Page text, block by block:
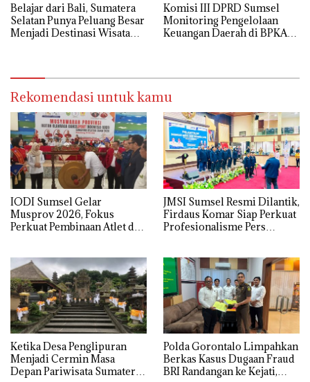
Belajar dari Bali, Sumatera
Selatan Punya Peluang Besar
Menjadi Destinasi Wisata
Komisi III DPRD Sumsel
Monitoring Pengelolaan
Keuangan Daerah di BPKAD
Rekomendasi untuk kamu
IODI Sumsel Gelar
Musprov 2026, Fokus
Perkuat Pembinaan Atlet dan
JMSI Sumsel Resmi Dilantik,
Firdaus Komar Siap Perkuat
Profesionalisme Pers
Ketika Desa Penglipuran
Menjadi Cermin Masa
Depan Pariwisata Sumatera
Polda Gorontalo Limpahkan
Berkas Kasus Dugaan Fraud
BRI Randangan ke Kejati,